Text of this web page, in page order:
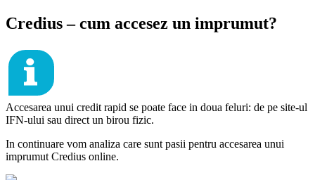
Credius – cum accesez un imprumut?
Accesarea unui credit rapid se poate face in doua feluri: de pe site-ul
IFN-ului sau direct un birou fizic.
In continuare vom analiza care sunt pasii pentru accesarea unui
imprumut Credius online.